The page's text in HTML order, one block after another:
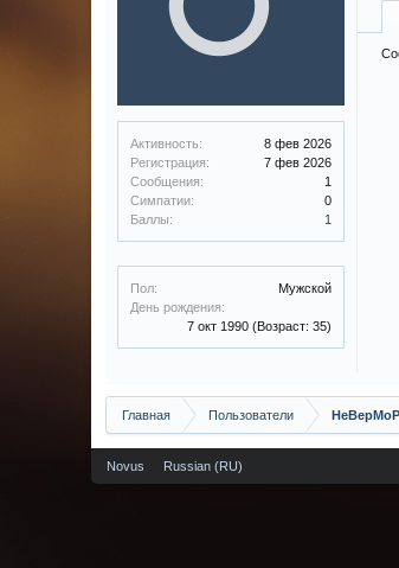
Активность:
8 фев 2026
Регистрация:
7 фев 2026
Сообщения:
1
Симпатии:
0
Баллы:
1
Пол:
Мужской
День рождения:
7 окт 1990 (Возраст: 35)
Главная Пользователи HeBepMoP
Novus Russian (RU)